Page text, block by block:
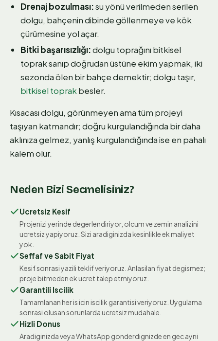
Drenaj bozulması:su yönü verilmeden serilen
dolgu, bahçenin dibinde göllenmeye ve kök
çürümesine yol açar.
Bitki başarısızlığı:dolgu toprağını bitkisel
toprak sanıp doğrudan üstüne ekim yapmak, iki
sezonda ölen bir bahçe demektir; dolgu taşır,
bitkisel toprak besler.
Kısacası dolgu, görünmeyen ama tüm projeyi
taşıyan katmandır; doğru kurgulandığında bir daha
aklınıza gelmez, yanlış kurgulandığında ise en pahalı
kalem olur.
Neden Bizi Secmelisiniz?
Ucretsiz Kesif
Projenizi yerinde degerlendiriyor, olcum ve zemin analizini
ucretsiz yapiyoruz. Sizi aradiginizda kesinlikle ek maliyet
yok.
Seffaf ve Sabit Fiyat
Kesif sonrasi yazili teklif veriyoruz. Anlasilan fiyat degismez;
proje bitmeden ek ucret talep etmiyoruz.
Garantili Iscilik
Tamamlanan her is icin iscilik garantisi veriyoruz. Uygulama
sonrasi olusan sorunlarda ucretsiz mudahale.
Hizli Donus
Aradiginizda veya WhatsApp gonderdignizde en gec ayni